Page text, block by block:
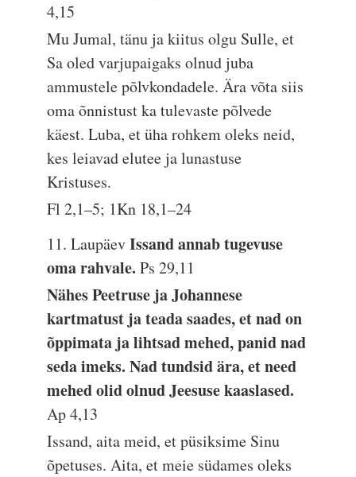
4,15
Mu Jumal, tänu ja kiitus olgu Sulle, et
Sa oled varjupaigaks olnud juba
ammustele põlvkondadele. Ära võta siis
oma õnnistust ka tulevaste põlvede
käest. Luba, et üha rohkem oleks neid,
kes leiavad elutee ja lunastuse
Kristuses.
Fl 2,1–5; 1Kn 18,1–24
11. LaupäevIssand annab tugevuse
oma rahvale.Ps 29,11
Nähes Peetruse ja Johannese
kartmatust ja teada saades, et nad on
õppimata ja lihtsad mehed, panid nad
seda imeks. Nad tundsid ära, et need
mehed olid olnud Jeesuse kaaslased.
Ap 4,13
Issand, aita meid, et püsiksime Sinu
õpetuses. Aita, et meie südames oleks